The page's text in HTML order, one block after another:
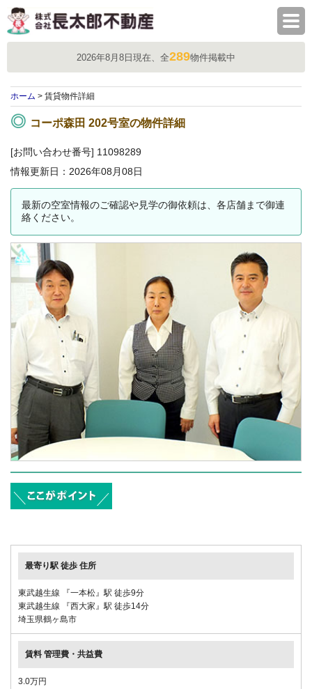
2026年8月8日現在、全289物件掲載中
ホーム > 賃貸物件詳細
コーポ森田 202号室の物件詳細
[お問い合わせ番号] 11098289
情報更新日：2026年08月08日
最新の空室情報のご確認や見学の御依頼は、各店舗まで御連
絡ください。
東武越生線 『一本松』駅 徒歩9分
東武越生線 『西大家』駅 徒歩14分
埼玉県鶴ヶ島市
3.0万円